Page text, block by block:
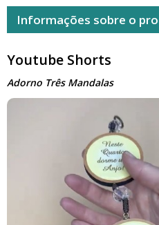
Informações sobre o
Youtube Shorts
Adorno Três Mandalas